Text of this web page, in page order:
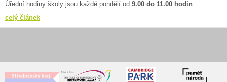
Úřední hodiny školy jsou každé pondělí od 9.00 do 11.00 hodin
celý článek